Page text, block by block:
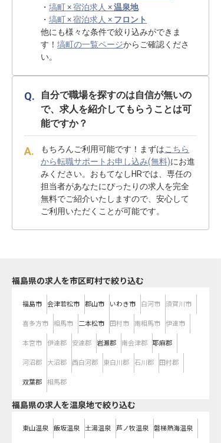
・ 塙町 × 宿泊求人 ×温泉地
・ 塙町 × 宿泊求人 × フロント
他にも様々な条件で絞り込みができま
す！ 塙町の一覧ページからご確認くださ
い。
自分で職場を探すのは自信が無いの
で、求人を紹介してもらうことは可
能ですか？
もちろんご利用可能です！まずはこちら
から転職サポートお申し込み(無料)にお進
みください。おもてなしHRでは、専任の
担当者があなたにぴったりの求人を完全
無料でご紹介いたしますので、安心して
ご利用いただくことが可能です。
福島県の求人を市区町村で絞り込む
福島市 会津若松市 郡山市 いわき市 白河市 須賀川市
喜多方市 相馬市 二本松市 田村市 南相馬市 伊達市
本宮市 伊達郡 安達郡 岩瀬郡 南会津郡 耶麻郡
河沼郡 大沼郡 西白河郡 東白川郡 石川郡 田村郡
双葉郡 相馬郡
福島県の求人を温泉地で絞り込む
東山温泉 飯坂温泉 土湯温泉 芦ノ牧温泉 磐梯熱海温泉